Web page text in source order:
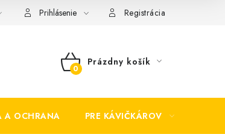
Prihlásenie Registrácia
NÁKUPNÝ
Prázdny košík
A OCHRANA PRE KÁVIČKÁROV